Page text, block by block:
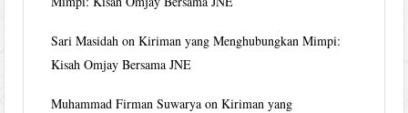
Sari Masidah onKiriman yang Menghubungkan Mimpi:
Kisah Omjay Bersama JNE
Muhammad Firman Suwarya onKiriman yang